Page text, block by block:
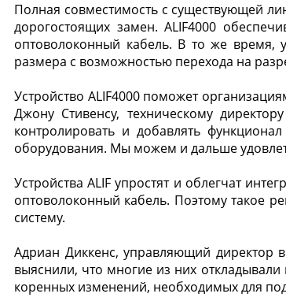
Полная совместимость с существующей
дорогостоящих замен. ALIF4000
оптоволоконный кабель. В то же время,
размера с возможностью перехода на
Устройство ALIF4000 поможет
Джону Стивенсу, техническому
контролировать и добавлять
оборудования. Мы можем и дальше
Устройства ALIF упростят и облегчат
оптоволоконный кабель. Поэтому такое
систему.
Адриан Диккенс, управляющий директор
выяснили, что многие из них
коренных изменений, необходимых для